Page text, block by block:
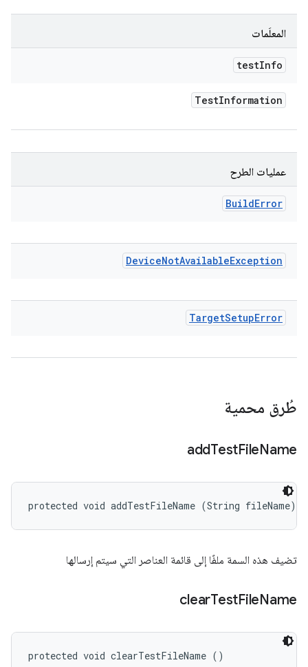
المعلَمات
testInfo
TestInformation
عمليات الطرح
BuildError
DeviceNotAvailableException
TargetSetupError
طُرق محمية
addTestFileName
protected void addTestFileName (String fileName)
تضيف هذه السمة ملفًا إلى قائمة العناصر التي سيتم إرسالها
clearTestFileName
protected void clearTestFileName ()